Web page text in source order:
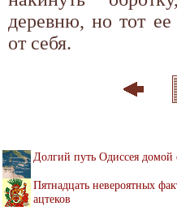
деревню, но тот
от себя.
Долгий путь Одиссея домой
Пятнадцать невероятных
ацтеков